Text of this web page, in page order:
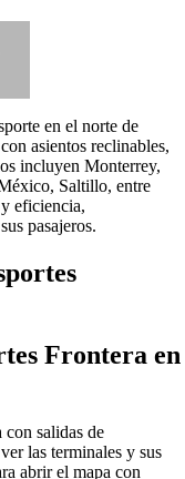
en el norte de
asientos reclinables,
incluyen Monterrey,
Saltillo, entre
eficiencia,
pasajeros.
Frontera en
con salidas de
las terminales y sus
abrir el mapa con